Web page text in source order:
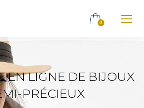
0
EN LIGNE DE BIJOUX
PRÉCIEUX